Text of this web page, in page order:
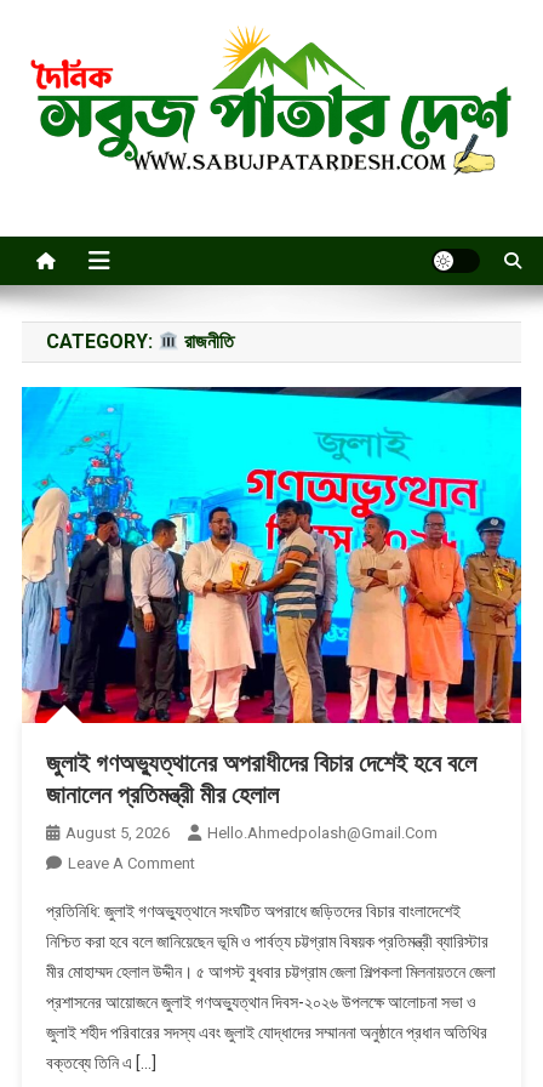
content
CATEGORY: রাজনীতি
জুলাই গণঅভ্যুত্থানের অপরাধীদের বিচার দেশেই হবে বলে
জানালেন প্রতিমন্ত্রী মীর হেলাল
August 5, 2026
Hello.ahmedpolash@gmail.com
Leave A CommentOn
গণঅভ্যুত্থানের
অপরাধীদের
বিচার
দেশেই
হবে
প্রতিনিধি: জুলাই গণঅভ্যুত্থানে সংঘটিত অপরাধে জড়িতদের বিচার বাংলাদেশেই
নিশ্চিত করা হবে বলে জানিয়েছেন ভূমি ও পার্বত্য চট্টগ্রাম বিষয়ক প্রতিমন্ত্রী ব্যারিস্টার
মীর মোহাম্মদ হেলাল উদ্দীন। ৫ আগস্ট বুধবার চট্টগ্রাম জেলা শিল্পকলা মিলনায়তনে জেলা
প্রশাসনের আয়োজনে জুলাই গণঅভ্যুত্থান দিবস-২০২৬ উপলক্ষে আলোচনা সভা ও
জুলাই শহীদ পরিবারের সদস্য এবং জুলাই যোদ্ধাদের সম্মাননা অনুষ্ঠানে প্রধান অতিথির
বক্তব্যে তিনি এ […]